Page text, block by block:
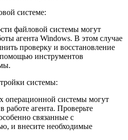
системе:
файловой системы могут
агента Windows. В этом случае
проверку и восстановление
инструментов
системы:
операционной системы могут
работе агента. Проверьте
связанные с
и внесите необходимые